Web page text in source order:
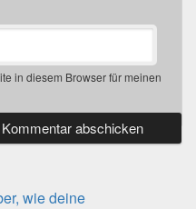
in diesem Browser für meinen
wie deine